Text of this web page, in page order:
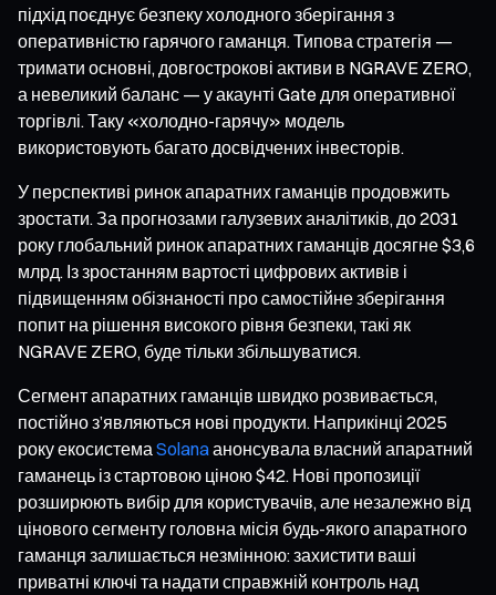
підхід поєднує безпеку холодного зберігання з
оперативністю гарячого гаманця. Типова стратегія —
тримати основні, довгострокові активи в NGRAVE ZERO,
а невеликий баланс — у акаунті Gate для оперативної
торгівлі. Таку «холодно-гарячу» модель
використовують багато досвідчених інвесторів.
У перспективі ринок апаратних гаманців продовжить
зростати. За прогнозами галузевих аналітиків, до 2031
року глобальний ринок апаратних гаманців досягне $3,6
млрд. Із зростанням вартості цифрових активів і
підвищенням обізнаності про самостійне зберігання
попит на рішення високого рівня безпеки, такі як
NGRAVE ZERO, буде тільки збільшуватися.
Сегмент апаратних гаманців швидко розвивається,
постійно з’являються нові продукти. Наприкінці 2025
року екосистема Solanaанонсувала власний апаратний
гаманець із стартовою ціною $42. Нові пропозиції
розширюють вибір для користувачів, але незалежно від
цінового сегменту головна місія будь-якого апаратного
гаманця залишається незмінною: захистити ваші
приватні ключі та надати справжній контроль над